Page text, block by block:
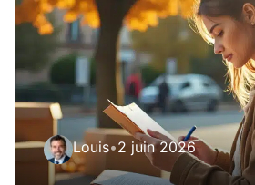
Louis•2 juin 2026